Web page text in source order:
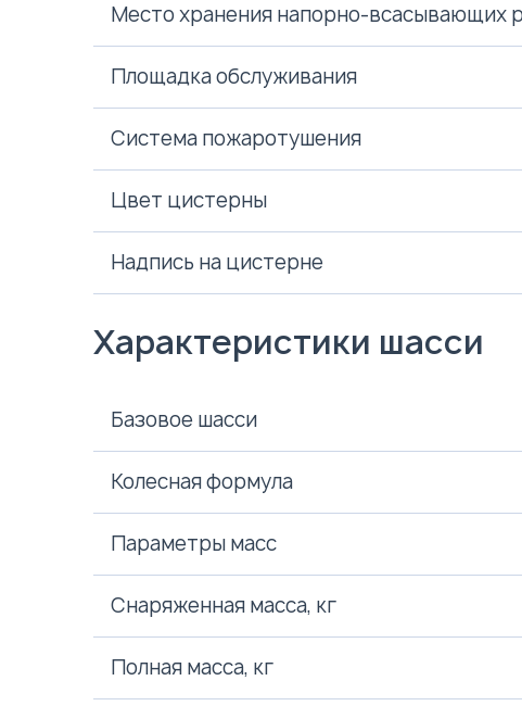
Место хранения напорно-всасывающих
Площадка обслуживания
Система пожаротушения
Цвет цистерны
Надпись на цистерне
Характеристики шасси
Базовое шасси
Колесная формула
Параметры масс
Снаряженная масса, кг
Полная масса, кг